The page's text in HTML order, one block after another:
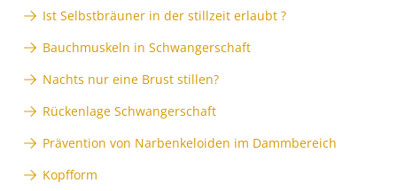
Ist Selbstbräuner in der stillzeit erlaubt ?
Bauchmuskeln in Schwangerschaft
Nachts nur eine Brust stillen?
Rückenlage Schwangerschaft
Prävention von Narbenkeloiden im Dammbereich
Kopfform